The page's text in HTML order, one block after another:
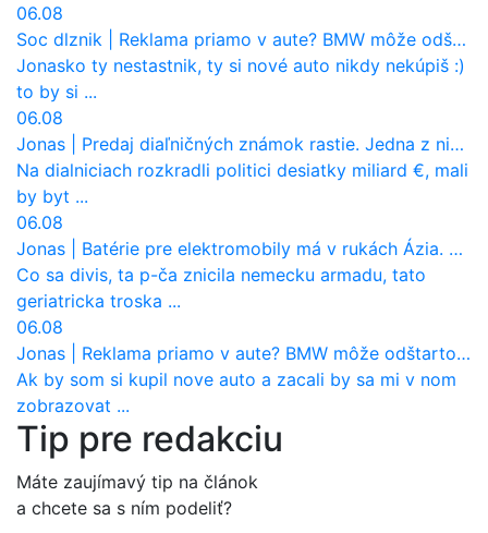
06.08
Soc dlznik
Reklama priamo v aute? BMW môže odštartovať nový trend
Jonasko ty nestastnik, ty si nové auto nikdy nekúpiš :)
to by si ...
06.08
Jonas
Predaj diaľničných známok rastie. Jedna z nich zaznamenala nečakane výrazný nárast
Na dialniciach rozkradli politici desiatky miliard €, mali
by byt ...
06.08
Jonas
Batérie pre elektromobily má v rukách Ázia. Európa ale stráca kontrolu aj nad vlastnou výrobou!
Co sa divis, ta p-ča znicila nemecku armadu, tato
geriatricka troska ...
06.08
Jonas
Reklama priamo v aute? BMW môže odštartovať nový trend
Ak by som si kupil nove auto a zacali by sa mi v nom
zobrazovat ...
Tip pre redakciu
Máte zaujímavý tip na článok
a chcete sa s ním podeliť?